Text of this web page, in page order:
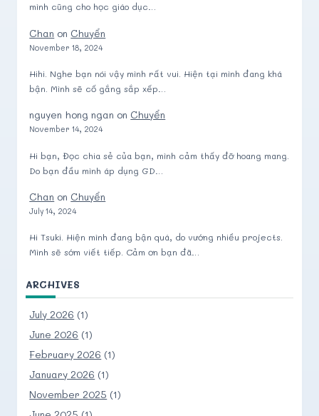
mình cũng cho học giáo dục…
Chan on Chuyển
November 18, 2024
Hihi. Nghe bạn nói vậy mình rất vui. Hiện tại mình đang khá
bận. Mình sẽ cố gắng sắp xếp…
nguyen hong ngan on Chuyển
November 14, 2024
Hi bạn, Đọc chia sẻ của bạn, mình cảm thấy đỡ hoang mang.
Do bạn đầu mình áp dụng GD…
Chan on Chuyển
July 14, 2024
Hi Tsuki. Hiện mình đang bận quá, do vướng nhiều projects.
Mình sẽ sớm viết tiếp. Cảm ơn bạn đã…
ARCHIVES
July 2026 (1)
June 2026 (1)
February 2026 (1)
January 2026 (1)
November 2025 (1)